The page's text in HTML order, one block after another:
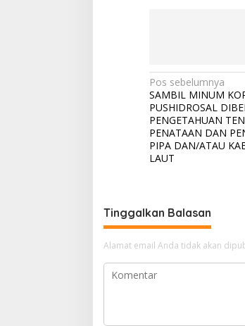
N
a
v
i
g
i
p
o
s
Pos sebelumnya
SAMBIL MINUM
PUSHIDROSAL
PENGETAHUAN
PENATAAN DAN
PIPA DAN/ATAU
LAUT
Tinggalkan Balasan
Alamat email Anda tidak akan